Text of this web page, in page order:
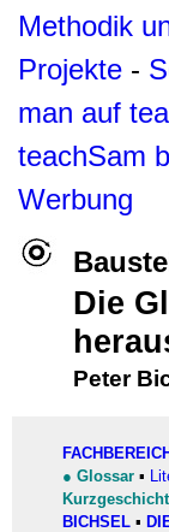
Methodik
Projekte -
man auf
teachSam
Werbung
Die
Peter
● Glossar ▪
BICHSEL ▪